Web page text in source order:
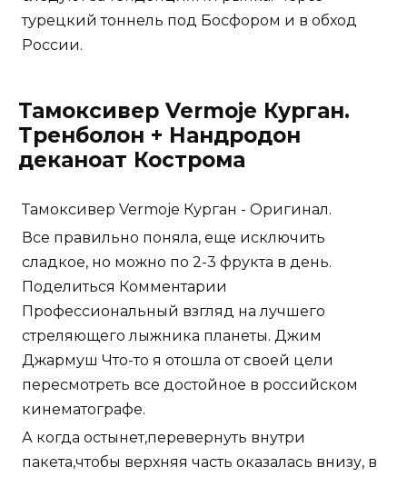
турецкий тоннель под Босфором и в обход
России.
Тамоксивер Vermoje Курган.
Тренболон + Нандродон
деканоат Кострома
Тамоксивер Vermoje Курган - Оригинал.
Все правильно поняла, еще исключить
сладкое, но можно по 2-3 фрукта в день.
Поделиться Комментарии
Профессиональный взгляд на лучшего
стреляющего лыжника планеты. Джим
Джармуш Что-то я отошла от своей цели
пересмотреть все достойное в российском
кинематографе.
А когда остынет,перевернуть внутри
пакета,чтобы верхняя часть оказалась внизу, в